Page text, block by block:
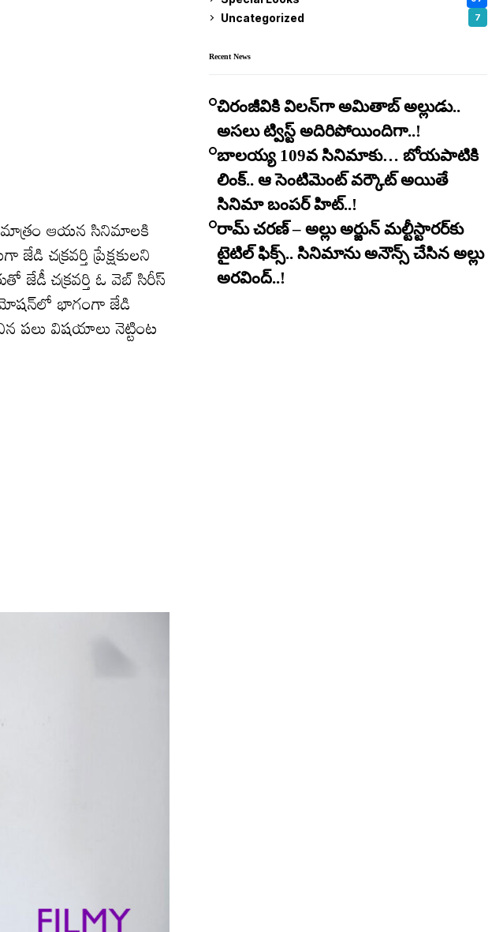
మాత్రం ఆయ‌న సినిమాల‌కి
చ‌క్ర‌వర్తి ప్రేక్ష‌కుల‌ని
జేడీ చ‌క్ర‌వ‌ర్తి ఓ వెబ్ సిరీస్
భాగంగా జేడి
ప‌లు విష‌యాలు నెట్టింట
Uncategorized 7
Recent News
చిరంజీవికి విలన్‌గా అమితాబ్ అల్లుడు..
అసలు ట్విస్ట్ అదిరిపోయిందిగా..!
బాలయ్య 109వ సినిమాకు… బోయపాటికి
లింక్.. ఆ సెంటిమెంట్ వర్కౌట్ అయితే
సినిమా బంపర్ హిట్..!
రామ్ చరణ్ – అల్లు అర్జున్ మల్టీస్టారర్​కు
టైటిల్ ఫిక్స్.. సినిమాను అనౌన్స్ చేసిన అల్లు
అరవింద్..!